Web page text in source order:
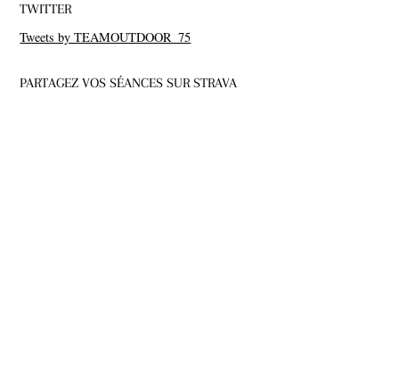
TWITTER
Tweets by TEAMOUTDOOR_75
PARTAGEZ VOS SÉANCES SUR STRAVA